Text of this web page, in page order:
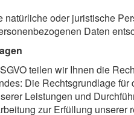
natürliche oder juristische
Daten
teilen wir Ihnen die
Die Rechtsgrundlage
Leistungen und
zur Erfüllung